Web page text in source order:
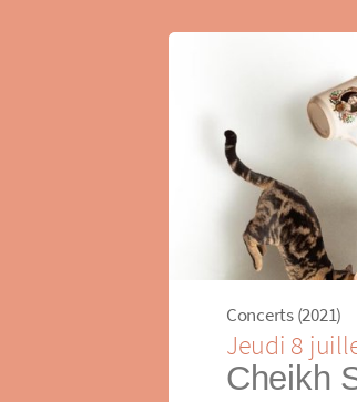
Concerts (2021)
Jeudi 8
Cheikh